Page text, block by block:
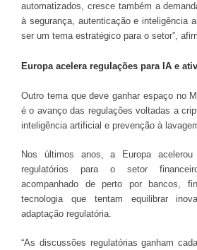
automatizados, cresce também a
à segurança, autenticação e inteligência
ser um tema estratégico para o setor”,
Europa acelera regulações para IA e
Outro tema que deve ganhar espaço no
é o avanço das regulações voltadas a
inteligência artificial e prevenção à
Nos últimos anos, a Europa
regulatórios para o setor
acompanhado de perto por bancos,
tecnologia que tentam equilibrar
adaptação regulatória.
“As discussões regulatórias ganham